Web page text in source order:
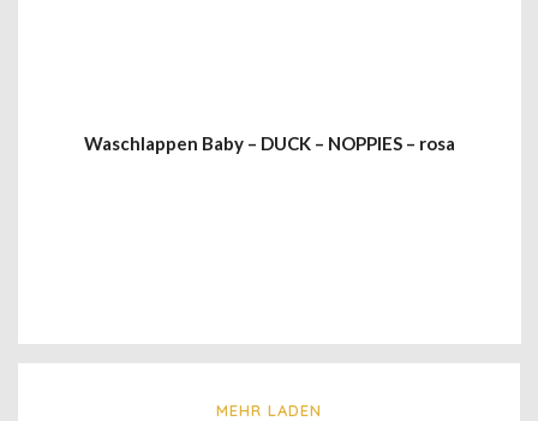
Waschlappen Baby – DUCK – NOPPIES – rosa
MEHR LADEN